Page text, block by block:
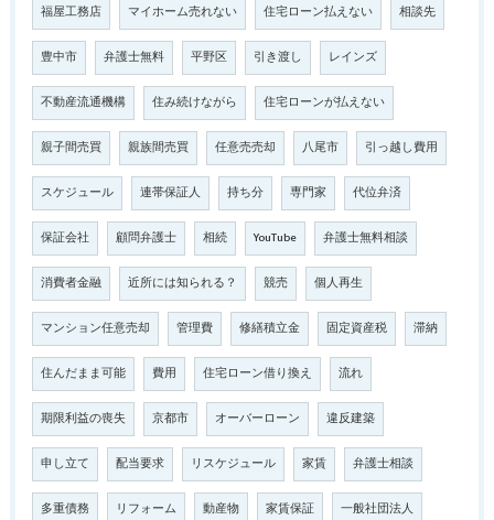
福屋工務店 マイホーム売れない 住宅ローン払えない 相談先
豊中市 弁護士無料 平野区 引き渡し レインズ
不動産流通機構 住み続けながら 住宅ローンが払えない
親子間売買 親族間売買 任意売売却 八尾市 引っ越し費用
スケジュール 連帯保証人 持ち分 専門家 代位弁済
保証会社 顧問弁護士 相続 YouTube 弁護士無料相談
消費者金融 近所には知られる？ 競売 個人再生
マンション任意売却 管理費 修繕積立金 固定資産税 滞納
住んだまま可能 費用 住宅ローン借り換え 流れ
期限利益の喪失 京都市 オーバーローン 違反建築
申し立て 配当要求 リスケジュール 家賃 弁護士相談
多重債務 リフォーム 動産物 家賃保証 一般社団法人